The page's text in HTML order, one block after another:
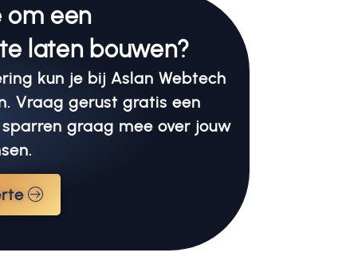
een
laten bouwen?
kun je bij Aslan Webtech
Vraag gerust gratis een
graag mee over jouw